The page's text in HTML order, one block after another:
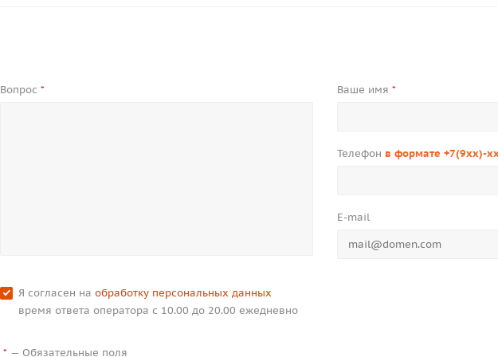
Вопрос* Ваше имя *
Телефон в формате +7(9xx)-
E-mail
Я согласен наобработку персональных данных
время ответа оператора с 10.00 до 20.00 ежедневно
* —Обязательные поля